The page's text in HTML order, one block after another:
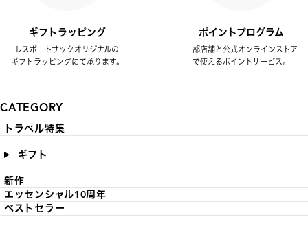
ギフトラッピング
レスポートサックオリジナルの
ギフトラッピングにて承ります。
ポイントプログラム
一部店舗と公式オンラインストア
で使えるポイントサービス。
CATEGORY
トラベル特集
ギフト
新作
エッセンシャル10周年
ベストセラー